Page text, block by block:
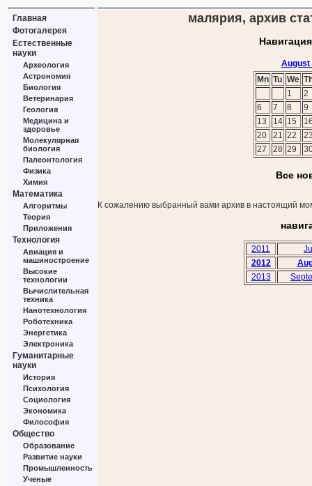
Главная
Фотогалерея
Естественные
науки
Археология
Астрономия
Биология
Ветеринария
Геология
Медицина и
здоровье
Молекулярная
биология
Палеонтология
Физика
Химия
Математика
Алгоритмы
Теория
Приложения
Технология
Авиация и
машиностроение
Высокие
технологии
Вычислительная
техника
Нанотехнология
Роботехника
Энергетика
Электроника
Гуманитарные
науки
История
Психология
Социология
Экономика
Философия
Общество
Образование
Развитие науки
Промышленность
Ученые
малярия, архив
August
Mn Tu We
1
2
6
7 8
9
13
14 15
20
21 22
27
28 29
Все
К сожалению выбранный вами архив в настоящий
2011
2012
2013